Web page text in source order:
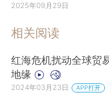
2025年09月29日
相关阅读
红海危机扰动全球贸
地缘
2024年03月23日 APP打开